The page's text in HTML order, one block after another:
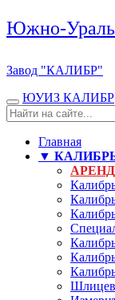
Южно-
Завод "КАЛИБР"
ЮУИЗ КАЛИБР
Главная
▼